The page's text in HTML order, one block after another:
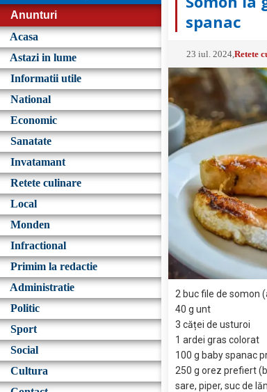
Anunturi
Acasa
Astazi in lume
Informatii utile
National
Economic
Sanatate
Invatamant
Retete culinare
Local
Monden
Infractional
Primim la redactie
Administratie
Politic
Sport
Social
Cultura
spanac
23 iul. 2024 ,Retete
2 buc file de somon
40 g unt
3 căței de usturoi
1 ardei gras colorat
100 g baby spanac
250 g orez prefiert
sare, piper, suc de